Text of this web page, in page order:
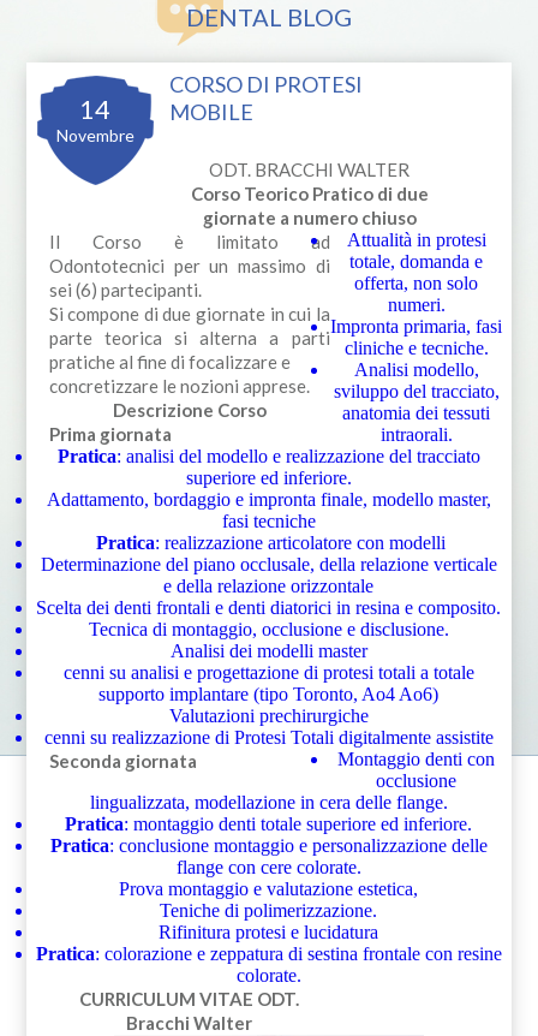
DENTAL BLOG
14
Novembre
CORSO DI PROTESI
MOBILE
ODT. BRACCHI WALTER
Corso Teorico Pratico di due
giornate a numero chiuso
Il Corso è limitato ad
Odontotecnici per un massimo di
sei (6) partecipanti.
Si compone di due giornate in cui la
parte teorica si alterna a parti
pratiche al fine di focalizzare e
concretizzare le nozioni apprese.
Descrizione Corso
Prima giornata
Attualità in protesi
totale, domanda e
offerta, non solo
numeri.
Impronta primaria, fasi
cliniche e tecniche.
Analisi modello,
sviluppo del tracciato,
anatomia dei tessuti
intraorali.
Pratica: analisi del modello e realizzazione del tracciato
superiore ed inferiore.
Adattamento, bordaggio e impronta finale, modello master,
fasi tecniche
Pratica: realizzazione articolatore con modelli
Determinazione del piano occlusale, della relazione verticale
e della relazione orizzontale
Scelta dei denti frontali e denti diatorici in resina e composito.
Tecnica di montaggio, occlusione e disclusione.
Analisi dei modelli master
cenni su analisi e progettazione di protesi totali a totale
supporto implantare (tipo Toronto, Ao4 Ao6)
Valutazioni prechirurgiche
cenni su realizzazione di Protesi Totali digitalmente assistite
Seconda giornata
Montaggio denti con
occlusione
lingualizzata, modellazione in cera delle flange.
Pratica: montaggio denti totale superiore ed inferiore.
Pratica: conclusione montaggio e personalizzazione delle
flange con cere colorate.
Prova montaggio e valutazione estetica,
Teniche di polimerizzazione.
Rifinitura protesi e lucidatura
Pratica: colorazione e zeppatura di sestina frontale con resine
colorate.
CURRICULUM VITAE ODT.
Bracchi Walter